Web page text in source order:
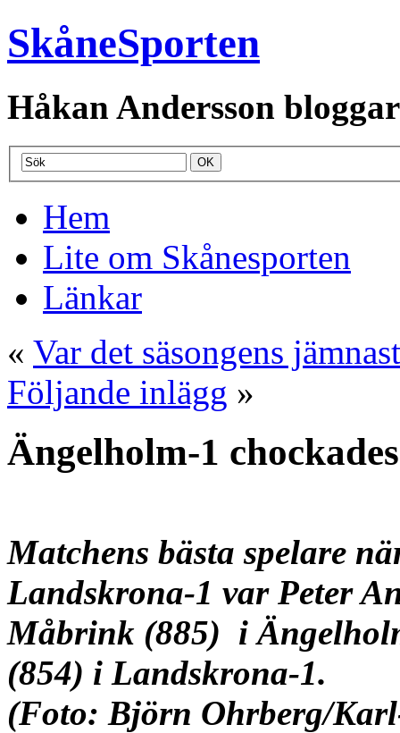
SkåneSporten
Håkan Andersson
Hem
Lite om Skånesporten
Länkar
« Var det säsongens
Följande inlägg »
Ängelholm-1
Matchens bästa spelare
Landskrona-1 var Peter
Måbrink (885) i
(854) i Landskrona-1.
(Foto: Björn Ohrberg/